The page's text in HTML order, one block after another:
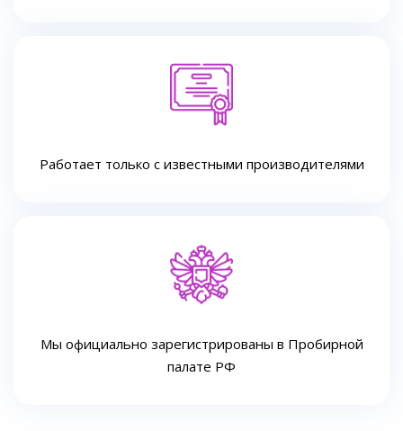
Работает только с известными производителями
Мы официально зарегистрированы в Пробирной
палате РФ